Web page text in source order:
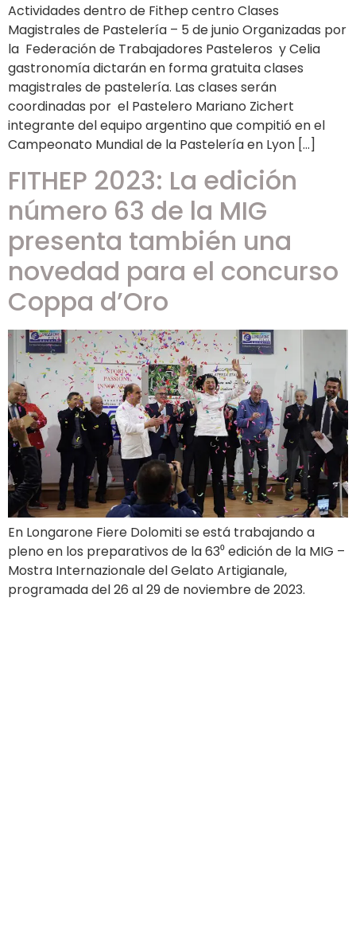
Actividades dentro de Fithep centro Clases
Magistrales de Pastelería – 5 de junio Organizadas por
la Federación de Trabajadores Pasteleros y Celia
gastronomía dictarán en forma gratuita clases
magistrales de pastelería. Las clases serán
coordinadas por el Pastelero Mariano Zichert
integrante del equipo argentino que compitió en el
Campeonato Mundial de la Pastelería en Lyon […]
FITHEP 2023: La edición
número 63 de la MIG
presenta también una
novedad para el concurso
Coppa d’Oro
En Longarone Fiere Dolomiti se está trabajando a
pleno en los preparativos de la 63⁰ edición de la MIG –
Mostra Internazionale del Gelato Artigianale,
programada del 26 al 29 de noviembre de 2023.